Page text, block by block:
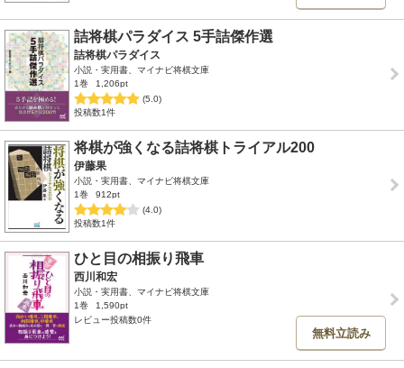
詰将棋パラダイス 5手詰傑作選
詰将棋パラダイス
小説・実用書、マイナビ将棋文庫
1巻
1,206pt
(5.0)
投稿数1件
将棋が強くなる詰将棋トライアル200
伊藤果
小説・実用書、マイナビ将棋文庫
1巻
912pt
(4.0)
投稿数1件
ひと目の相振り飛車
西川和宏
小説・実用書、マイナビ将棋文庫
1巻
1,590pt
レビュー投稿数0件
無料立読み